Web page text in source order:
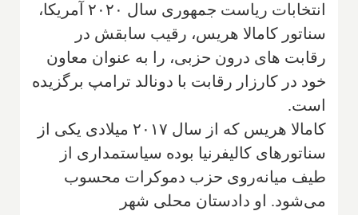
انتخابات ریاست جمهوری سال ۲۰۲۰ آمریکا،
سناتور کامالا هریس، رقیب سابقش در
رقابت های درون حزبی، را به عنوان معاون
خود در کارزار رقابت با دونالد ترامپ برگزیده
است.
کامالا هریس که از سال ۲۰۱۷ میلادی یکی از
سناتورهای کالیفرنیا بوده سیاستمداری از
طیف میانه‌روی حزب دموکرات محسوب
می‌شود. او دادستان محلی شهر